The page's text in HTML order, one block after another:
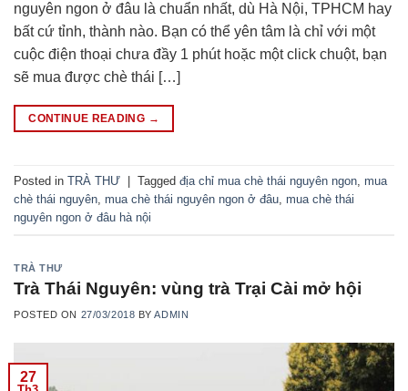
nguyên ngon ở đâu là chuẩn nhất, dù Hà Nội, TPHCM hay
bất cứ tỉnh, thành nào. Bạn có thể yên tâm là chỉ với một
cuộc điện thoại chưa đầy 1 phút hoặc một click chuột, bạn
sẽ mua được chè thái […]
CONTINUE READING →
Posted in TRÀ THƯ Tagged địa chỉ mua chè thái nguyên ngon mua
chè thái nguyên mua chè thái nguyên ngon ở đâu mua chè thái
nguyên ngon ở đâu hà nội
TRÀ THƯ
Trà Thái Nguyên: vùng trà Trại Cài mở hội
POSTED ON 27/03/2018 BYADMIN
27